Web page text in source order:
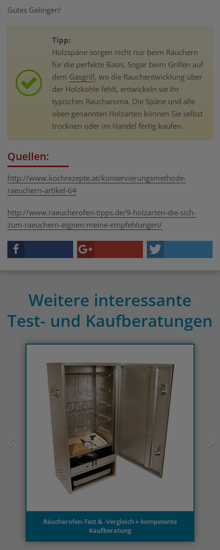
Gutes Gelingen!
Tipp:
Holzspäne sorgen nicht nur beim Räuchern
für die perfekte Basis. Sogar beim Grillen auf
dem Gasgrill, wo die Rauchentwicklung über
der Holzkohle fehlt, entwickeln sie ihr
typisches Raucharoma. Die Späne und alle
oben genannten Holzarten können Sie selbst
trocknen oder im Handel fertig kaufen.
Quellen:
http://www.kochrezepte.at/konservierungsmethode-
raeuchern-artikel-64
http://www.raeucherofen-tipps.de/9-holzarten-die-sich-
zum-raeuchern-eignen-meine-empfehlungen/
Weitere interessante
Test- und Kaufberatungen
Räucherofen-Test & -Vergleich » kompetente
Kaufberatung
Previous